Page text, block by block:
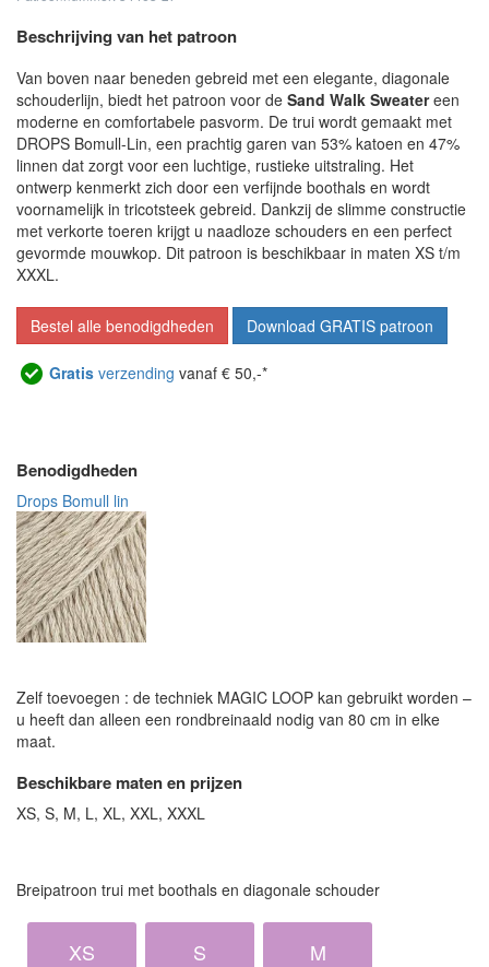
Beschrijving van het patroon
Van boven naar beneden gebreid met een elegante, diagonale
schouderlijn, biedt het patroon voor de Sand Walk Sweatereen
moderne en comfortabele pasvorm. De trui wordt gemaakt met
DROPS Bomull-Lin, een prachtig garen van 53% katoen en 47%
linnen dat zorgt voor een luchtige, rustieke uitstraling. Het
ontwerp kenmerkt zich door een verfijnde boothals en wordt
voornamelijk in tricotsteek gebreid. Dankzij de slimme constructie
met verkorte toeren krijgt u naadloze schouders en een perfect
gevormde mouwkop. Dit patroon is beschikbaar in maten XS t/m
XXXL.
Bestel alle benodigdheden Download GRATIS patroon
Gratis verzending vanaf € 50,-*
Benodigdheden
Drops Bomull lin
Zelf toevoegen : de techniek MAGIC LOOP kan gebruikt worden –
u heeft dan alleen een rondbreinaald nodig van 80 cm in elke
maat.
Beschikbare maten en prijzen
XS, S, M, L, XL, XXL, XXXL
Breipatroon trui met boothals en diagonale schouder
XS S M